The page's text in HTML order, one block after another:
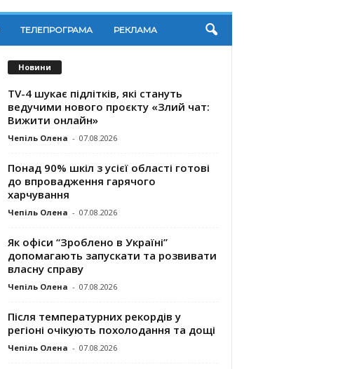
ТЕЛЕПРОГРАМА РЕКЛАМА
Новини
TV-4 шукає підлітків, які стануть
ведучими нового проєкту «Злий чат:
Вижити онлайн»
Чепіль Олена - 07.08.2026
Понад 90% шкіл з усієї області готові
до впровадження гарячого
харчування
Чепіль Олена - 07.08.2026
Як офіси “Зроблено в Україні”
допомагають запускaти та розвивати
власну справу
Чепіль Олена - 07.08.2026
Після температурних рекордів у
регіоні очікують похолодання та дощі
Чепіль Олена - 07.08.2026